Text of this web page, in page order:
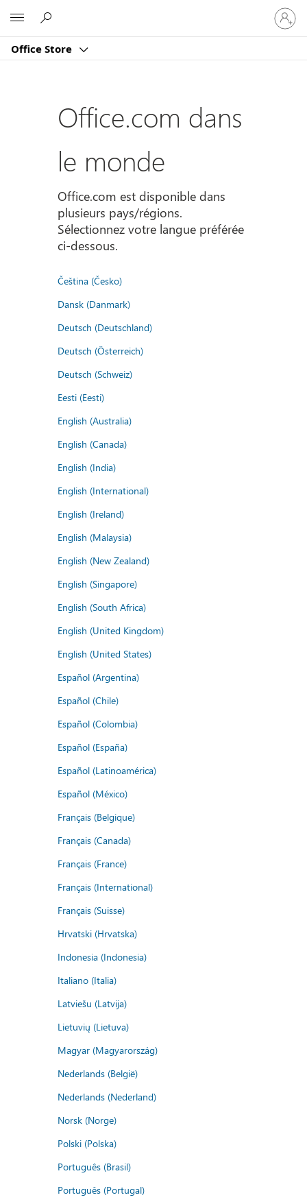
Office Store
vous
à
compte
Office.com dans
le monde
Office.com est disponible dans
plusieurs pays/régions.
Sélectionnez votre langue préférée
ci-dessous.
Čeština (Česko)
Dansk (Danmark)
Deutsch (Deutschland)
Deutsch (Österreich)
Deutsch (Schweiz)
Eesti (Eesti)
English (Australia)
English (Canada)
English (India)
English (International)
English (Ireland)
English (Malaysia)
English (New Zealand)
English (Singapore)
English (South Africa)
English (United Kingdom)
English (United States)
Español (Argentina)
Español (Chile)
Español (Colombia)
Español (España)
Español (Latinoamérica)
Español (México)
Français (Belgique)
Français (Canada)
Français (France)
Français (International)
Français (Suisse)
Hrvatski (Hrvatska)
Indonesia (Indonesia)
Italiano (Italia)
Latviešu (Latvija)
Lietuvių (Lietuva)
Magyar (Magyarország)
Nederlands (België)
Nederlands (Nederland)
Norsk (Norge)
Polski (Polska)
Português (Brasil)
Português (Portugal)